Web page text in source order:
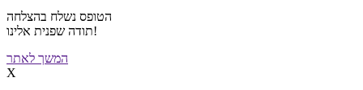
הטופס נשלח בהצלחה
תודה שפנית אלינו!
המשך לאתר
X